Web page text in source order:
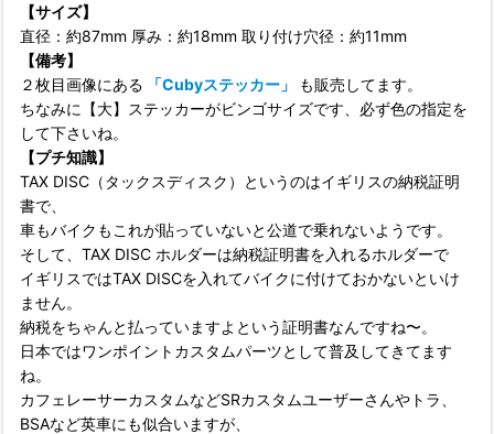
【サイズ】
直径：約87mm 厚み：約18mm 取り付け穴径：約11mm
【備考】
２枚目画像にある 「Cubyステッカー」
も販売してます。
ちなみに【大】ステッカーがビンゴサイズです、必ず色の指定を
して下さいね。
【プチ知識】
TAX DISC（タックスディスク）というのはイギリスの納税証明
書で、
車もバイクもこれが貼っていないと公道で乗れないようです。
そして、TAX DISC ホルダーは納税証明書を入れるホルダーで
イギリスではTAX DISCを入れてバイクに付けておかないといけ
ません。
納税をちゃんと払っていますよという証明書なんですね〜。
日本ではワンポイントカスタムパーツとして普及してきてます
ね。
カフェレーサーカスタムなどSRカスタムユーザーさんやトラ、
BSAなど英車にも似合いますが、